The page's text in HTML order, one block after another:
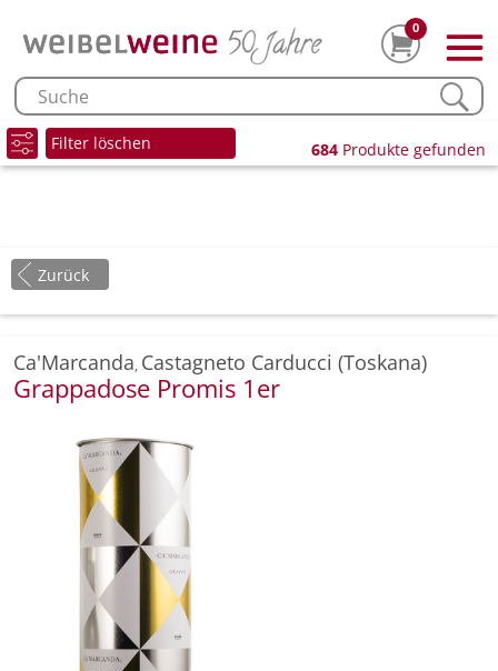
0
Filter löschen 684 Produkte gefunden
Zurück
Ca'Marcanda, Castagneto Carducci (Toskana)
Grappadose Promis 1er